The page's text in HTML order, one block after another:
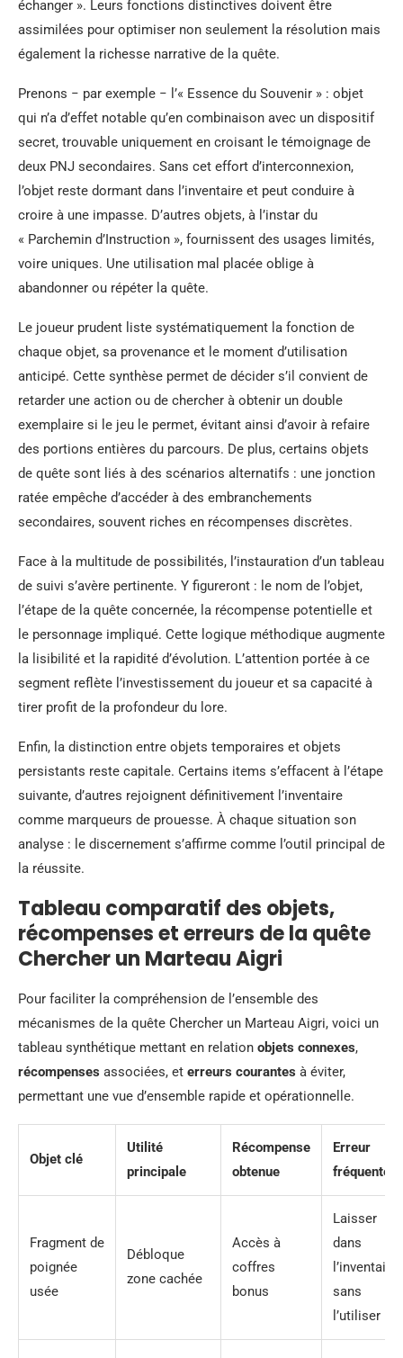
échanger ». Leurs fonctions distinctives doivent être
assimilées pour optimiser non seulement la résolution mais
également la richesse narrative de la quête.
Prenons − par exemple − l’« Essence du Souvenir » : objet
qui n’a d’effet notable qu’en combinaison avec un dispositif
secret, trouvable uniquement en croisant le témoignage de
deux PNJ secondaires. Sans cet effort d’interconnexion,
l’objet reste dormant dans l’inventaire et peut conduire à
croire à une impasse. D’autres objets, à l’instar du
« Parchemin d’Instruction », fournissent des usages limités,
voire uniques. Une utilisation mal placée oblige à
abandonner ou répéter la quête.
Le joueur prudent liste systématiquement la fonction de
chaque objet, sa provenance et le moment d’utilisation
anticipé. Cette synthèse permet de décider s’il convient de
retarder une action ou de chercher à obtenir un double
exemplaire si le jeu le permet, évitant ainsi d’avoir à refaire
des portions entières du parcours. De plus, certains objets
de quête sont liés à des scénarios alternatifs : une jonction
ratée empêche d’accéder à des embranchements
secondaires, souvent riches en récompenses discrètes.
Face à la multitude de possibilités, l’instauration d’un tableau
de suivi s’avère pertinente. Y figureront : le nom de l’objet,
l’étape de la quête concernée, la récompense potentielle et
le personnage impliqué. Cette logique méthodique augmente
la lisibilité et la rapidité d’évolution. L’attention portée à ce
segment reflète l’investissement du joueur et sa capacité à
tirer profit de la profondeur du lore.
Enfin, la distinction entre objets temporaires et objets
persistants reste capitale. Certains items s’effacent à l’étape
suivante, d’autres rejoignent définitivement l’inventaire
comme marqueurs de prouesse. À chaque situation son
analyse : le discernement s’affirme comme l’outil principal de
la réussite.
Tableau comparatif des objets,
récompenses et erreurs de la quête
Chercher un Marteau Aigri
Pour faciliter la compréhension de l’ensemble des
mécanismes de la quête Chercher un Marteau Aigri, voici un
tableau synthétique mettant en relation objets connexes,
récompenses associées, et erreurs courantes à éviter,
permettant une vue d’ensemble rapide et opérationnelle.
Objet clé
Utilité
principale
Récompense
obtenue
Erreur
fréquente
Fragment de
poignée
usée
Débloque
zone cachée
Accès à
coffres
bonus
Laisser
dans
l’inventaire
sans
l’utiliser